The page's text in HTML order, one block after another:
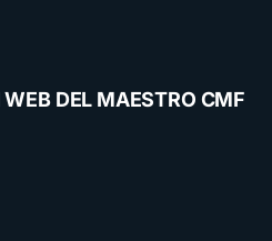
WEB DEL MAESTRO CMF